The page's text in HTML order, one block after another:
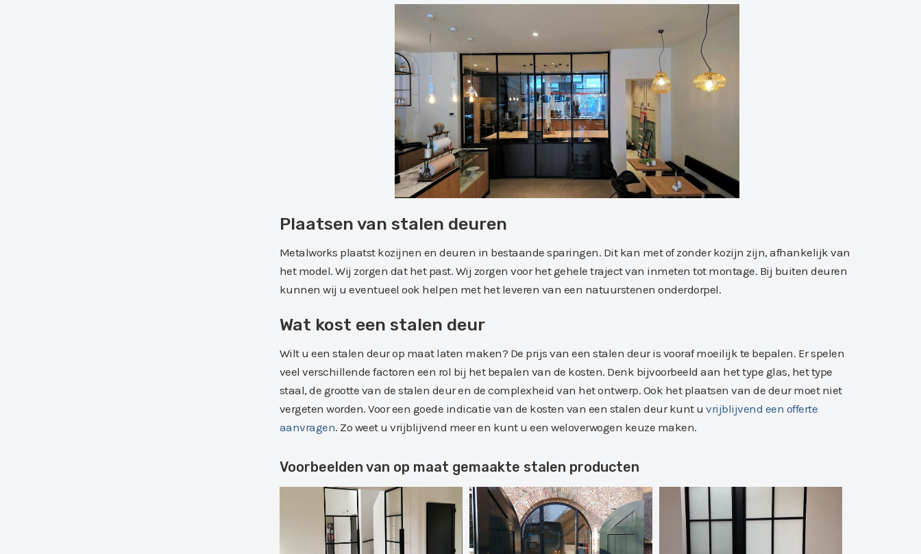
Plaatsen van stalen deuren
Metalworks plaatst kozijnen en deuren in bestaande sparingen. Dit kan met of zonder kozijn zijn, afhankelijk van
het model. Wij zorgen dat het past. Wij zorgen voor het gehele traject van inmeten tot montage. Bij buiten deuren
kunnen wij u eventueel ook helpen met het leveren van een natuurstenen onderdorpel.
Wat kost een stalen deur
Wilt u een stalen deur op maat laten maken? De prijs van een stalen deur is vooraf moeilijk te bepalen. Er spelen
veel verschillende factoren een rol bij het bepalen van de kosten. Denk bijvoorbeeld aan het type glas, het type
staal, de grootte van de stalen deur en de complexheid van het ontwerp. Ook het plaatsen van de deur moet niet
vergeten worden. Voor een goede indicatie van de kosten van een stalen deur kunt u vrijblijvend een offerte
aanvragen. Zo weet u vrijblijvend meer en kunt u een weloverwogen keuze maken.
Voorbeelden van op maat gemaakte stalen producten